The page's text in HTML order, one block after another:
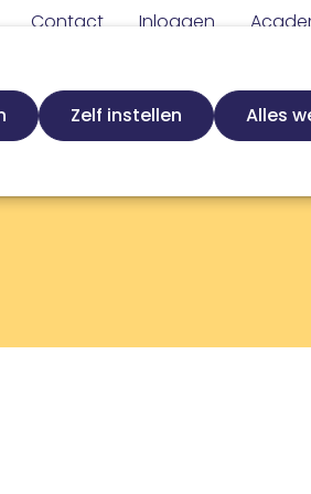
Zelf instellen Alles
Secundaire
navigatieZoek loopbaanspecialist
Contact Inloggen